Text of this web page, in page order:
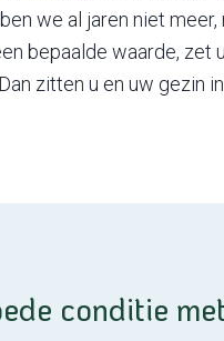
we al jaren niet
bepaalde waarde, zet
zitten u en uw gezin
conditie